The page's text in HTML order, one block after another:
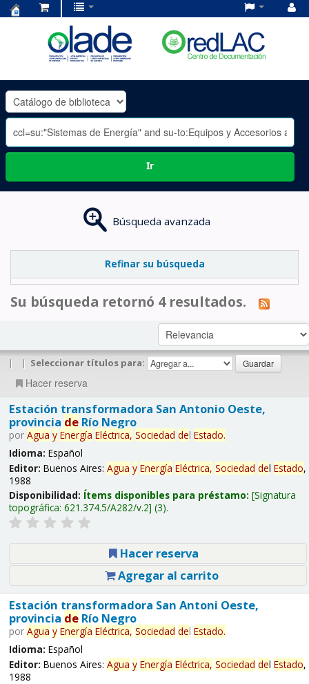
OLADE
-
Ir
Búsqueda avanzada
Refinar su búsqueda
Su búsqueda retornó 4 resultados.
| | Seleccionar títulos para:
Hacer reserva
Estación transformadora San Antonio Oeste,
provincia deRío Negro
por Agua y Energía Eléctrica, Sociedad del Estado.
Idioma: Español
Editor: Buenos Aires: Agua y Energía Eléctrica, Sociedad del Estado,
1988
Disponibilidad: Ítems disponibles para préstamo: Signatura
topográfica: 621.374.5/A282/v.2 (3).
Hacer reserva
Agregar al carrito
Estación transformadora San Antoni Oeste,
provincia deRío Negro
por Agua y Energía Eléctrica, Sociedad del Estado.
Idioma: Español
Editor: Buenos Aires: Agua y Energía Eléctrica, Sociedad del Estado,
1988